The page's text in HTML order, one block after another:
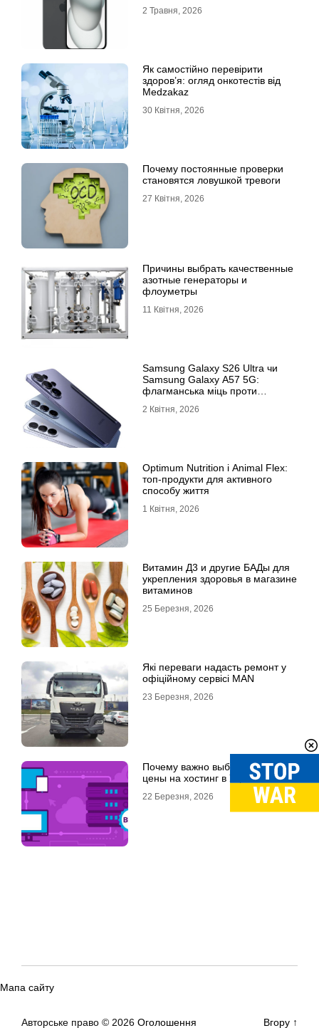
2 Травня, 2026
Як самостійно перевірити
здоров’я: огляд онкотестів від
Medzakaz
30 Квітня, 2026
Почему постоянные проверки
становятся ловушкой тревоги
27 Квітня, 2026
Причины выбрать качественные
азотные генераторы и
флоуметры
11 Квітня, 2026
Samsung Galaxy S26 Ultra чи
Samsung Galaxy A57 5G:
флагманська міць проти
2 Квітня, 2026
Optimum Nutrition і Animal Flex:
топ-продукти для активного
способу життя
1 Квітня, 2026
Витамин Д3 и другие БАДы для
укрепления здоровья в магазине
витаминов
25 Березня, 2026
Які переваги надасть ремонт у
офіційному сервісі MAN
23 Березня, 2026
Почему важно выбрать хорошие
цены на хостинг в Украине
22 Березня, 2026
Мапа сайту
Авторське право © 2026 Оголошення Вгору ↑